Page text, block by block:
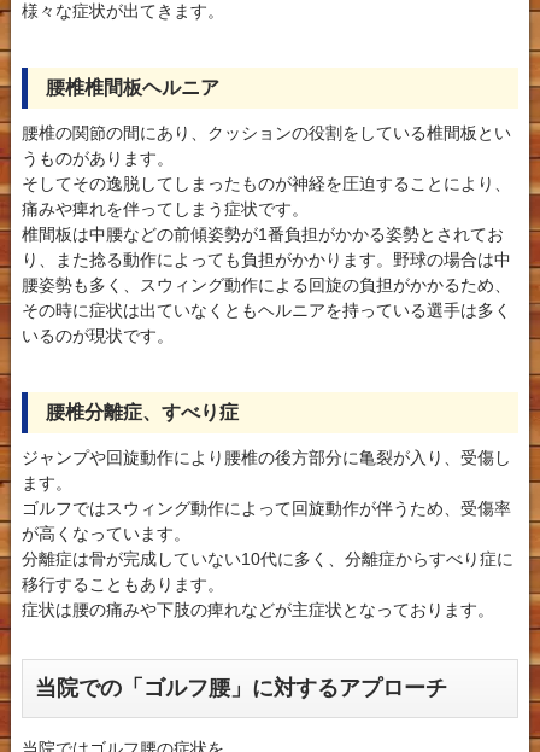
様々な症状が出てきます。
腰椎椎間板ヘルニア
腰椎の関節の間にあり、クッションの役割をしている椎間板とい
うものがあります。
そしてその逸脱してしまったものが神経を圧迫することにより、
痛みや痺れを伴ってしまう症状です。
椎間板は中腰などの前傾姿勢が1番負担がかかる姿勢とされてお
り、また捻る動作によっても負担がかかります。野球の場合は中
腰姿勢も多く、スウィング動作による回旋の負担がかかるため、
その時に症状は出ていなくともヘルニアを持っている選手は多く
いるのが現状です。
腰椎分離症、すべり症
ジャンプや回旋動作により腰椎の後方部分に亀裂が入り、受傷し
ます。
ゴルフではスウィング動作によって回旋動作が伴うため、受傷率
が高くなっています。
分離症は骨が完成していない10代に多く、分離症からすべり症に
移行することもあります。
症状は腰の痛みや下肢の痺れなどが主症状となっております。
当院での「ゴルフ腰」に対するアプローチ